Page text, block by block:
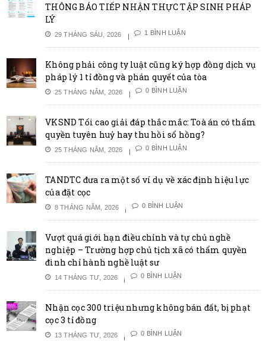
THÔNG BÁO TIẾP NHẬN THỰC TẬP SINH PHÁP
LÝ
29 THÁNG SÁU, 2026 1 BÌNH LUẬN
Không phải công ty luật cũng ký hợp đồng dịch vụ
pháp lý 1 tỉ đồng và phán quyết của tòa
25 THÁNG NĂM, 2026 0 BÌNH LUẬN
VKSND Tối cao giải đáp thắc mắc: Toà án có thẩm
quyền tuyên huỷ hay thu hồi sổ hồng?
25 THÁNG NĂM, 2026 0 BÌNH LUẬN
TANDTC đưa ra một số ví dụ về xác định hiệu lực
của đặt cọc
8 THÁNG NĂM, 2026 0 BÌNH LUẬN
Vượt quá giới hạn điều chỉnh và tự chủ nghề
nghiệp – Trường hợp chủ tịch xã có thẩm quyền
đình chỉ hành nghề luật sư
14 THÁNG TƯ, 2026 0 BÌNH LUẬN
Nhận cọc 300 triệu nhưng không bán đất, bị phạt
cọc 3 tỉ đồng
13 THÁNG TƯ, 2026 0 BÌNH LUẬN